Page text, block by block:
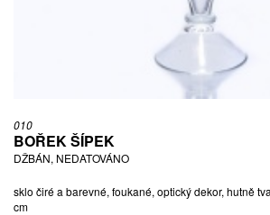
010
BOŘEK ŠÍPEK
DŽBÁN, NEDATOVÁNO
sklo čiré a barevné, foukané, optický dekor, hutně
cm